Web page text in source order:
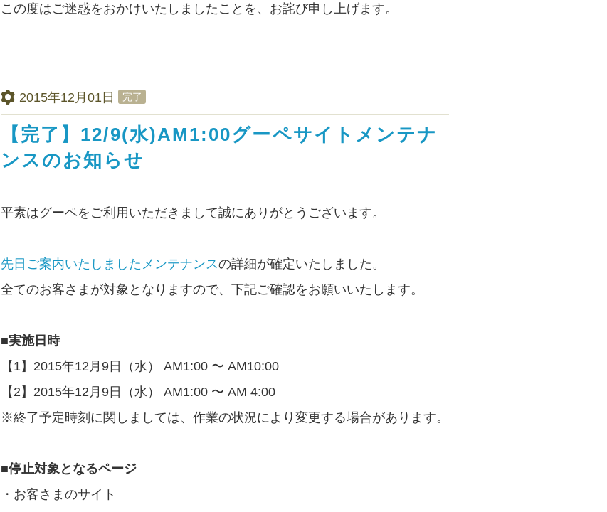
この度はご迷惑をおかけいたしましたことを、お詫び申し上げます。
2015年12月01日 完了
【完了】12/9(水)AM1:00グーペサイトメンテナ
ンスのお知らせ
平素はグーペをご利用いただきまして誠にありがとうございます。
先日ご案内いたしましたメンテナンスの詳細が確定いたしました。
全てのお客さまが対象となりますので、下記ご確認をお願いいたします。
■実施日時
【1】2015年12月9日（水） AM1:00 〜 AM10:00
【2】2015年12月9日（水） AM1:00 〜 AM 4:00
※終了予定時刻に関しましては、作業の状況により変更する場合があります。
■停止対象となるページ
・お客さまのサイト